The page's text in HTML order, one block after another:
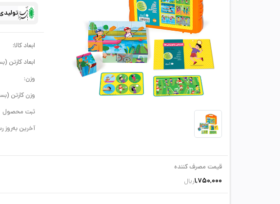
ابعاد کالا:
ابعاد کارتن
وزن:
وزن کارتن
ثبت محصول
آخرین به‌روز
قیمت مصرف کننده
1,750,000ریال